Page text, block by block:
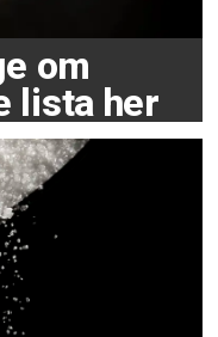
om
lista her